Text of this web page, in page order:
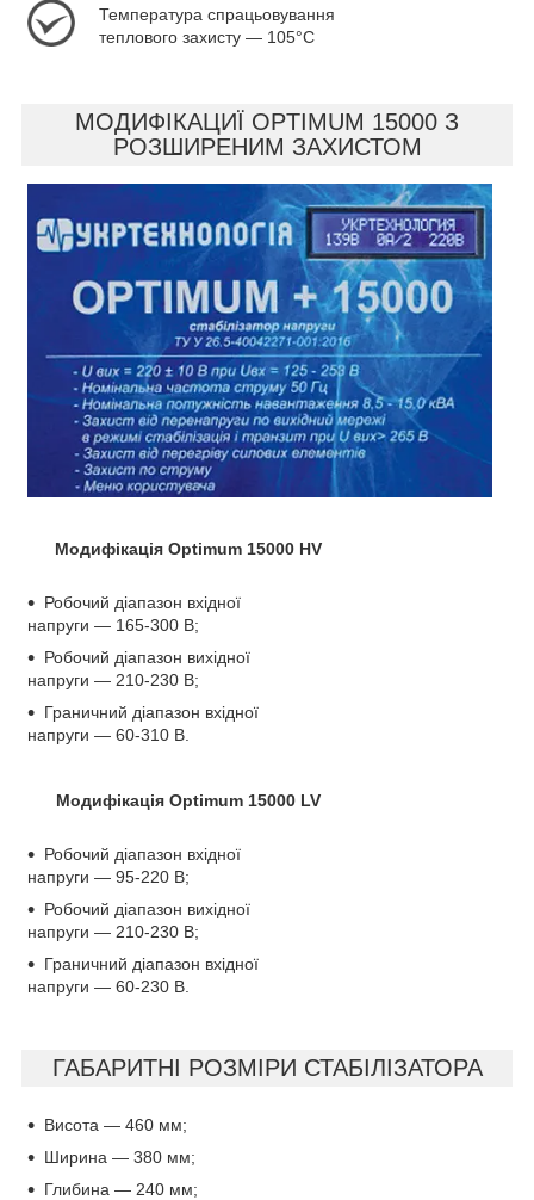
Температура спрацьовування
теплового захисту — 105°C
МОДИФІКАЦИЇ OPTIMUM 15000 З
РОЗШИРЕНИМ ЗАХИСТОМ
Модифікація Optimum 15000 HV
Робочий діапазон вхідної
напруги — 165-300 В;
Робочий діапазон вихідної
напруги — 210-230 В;
Граничний діапазон вхідної
напруги — 60-310 В.
Модифікація Optimum 15000 LV
Робочий діапазон вхідної
напруги — 95-220 В;
Робочий діапазон вихідної
напруги — 210-230 В;
Граничний діапазон вхідної
напруги — 60-230 В.
ГАБАРИТНІ РОЗМІРИ СТАБІЛІЗАТОРА
Висота — 460 мм;
Ширина — 380 мм;
Глибина — 240 мм;